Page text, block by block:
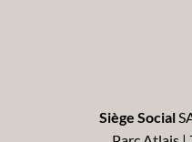
Siège Social